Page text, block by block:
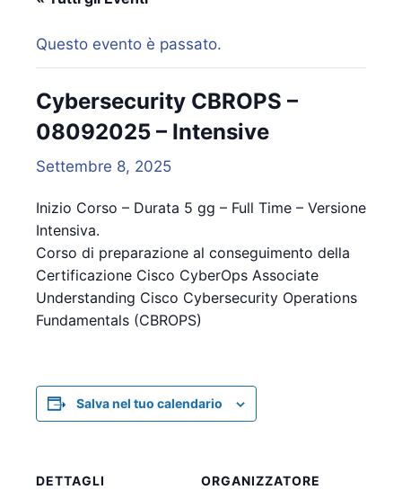
Questo evento è passato.
Cybersecurity CBROPS –
08092025 – Intensive
Settembre 8, 2025
Inizio Corso – Durata 5 gg – Full Time – Versione
Intensiva.
Corso di preparazione al conseguimento della
Certificazione Cisco CyberOps Associate
Understanding Cisco Cybersecurity Operations
Fundamentals (CBROPS)
Salva nel tuo calendario
DETTAGLI
ORGANIZZATORE